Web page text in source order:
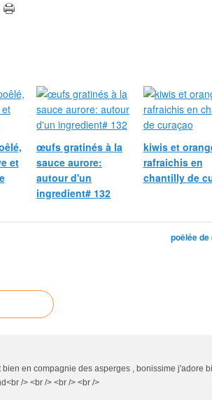
et
œufs gratinés à la
sauce aurore:
autour d'un
ingredient# 132
kiwis et
rafraichis en
chantilly de
poêlée de
en compagnie des asperges , bonissime j'adore
/> <br /> <br /> <br />